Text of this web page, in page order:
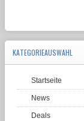
KATEGORIEAUSWAHL
Startseite
News
Deals